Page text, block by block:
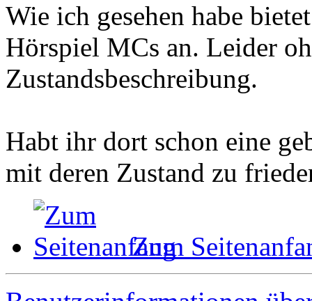
Wie ich gesehen habe
Hörspiel MCs an. Leider
Zustandsbeschreibung.
Habt ihr dort schon eine
mit deren Zustand zu
Zum